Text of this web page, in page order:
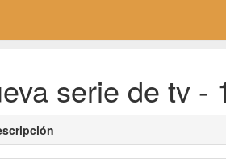
serie de tv -